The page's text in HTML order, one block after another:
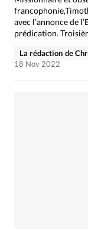
avec l’annonce de
prédication.
La rédaction de
18 Nov 2022